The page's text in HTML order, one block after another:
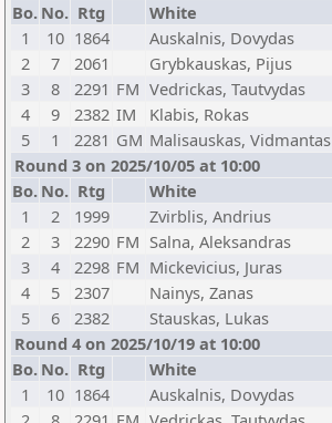
Bo. No. Rtg White
1
10 1864 Auskalnis, Dovydas
2
7 2061 Grybkauskas, Pijus
3
8 2291 FM Vedrickas, Tautvydas
4
9 2382 IM Klabis, Rokas
5
1 2281 GM Malisauskas, Vidmantas
Round 3 on 2025/10/05 at 10:00
Bo. No. Rtg White
1
2 1999 Zvirblis, Andrius
2
3 2290 FM Salna, Aleksandras
3
4 2298 FM Mickevicius, Juras
4
5 2307 Nainys, Zanas
5
6 2382 Stauskas, Lukas
Round 4 on 2025/10/19 at 10:00
Bo. No. Rtg White
1
10 1864 Auskalnis, Dovydas